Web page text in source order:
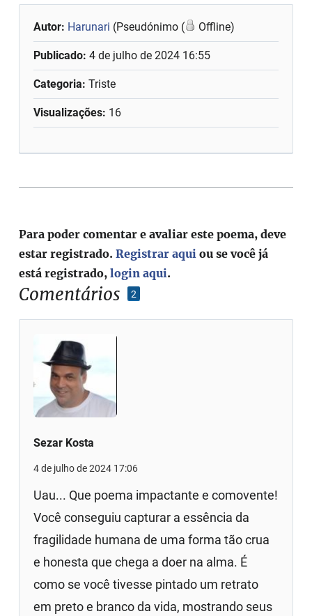
Autor: Harunari (Pseudónimo ( Offline)
Publicado:4 de julho de 2024 16:55
Categoria: Triste
Visualizações: 16
Comentários 2
Sezar Kosta
4 de julho de 2024 17:06
Uau... Que poema impactante e comovente!
Você conseguiu capturar a essência da
fragilidade humana de uma forma tão crua
e honesta que chega a doer na alma. É
como se você tivesse pintado um retrato
em preto e branco da vida, mostrando seus
Para poder comentar e avaliar este poema, deve
estar registrado.Registrar aqui ou se você já
está registrado,login aqui.